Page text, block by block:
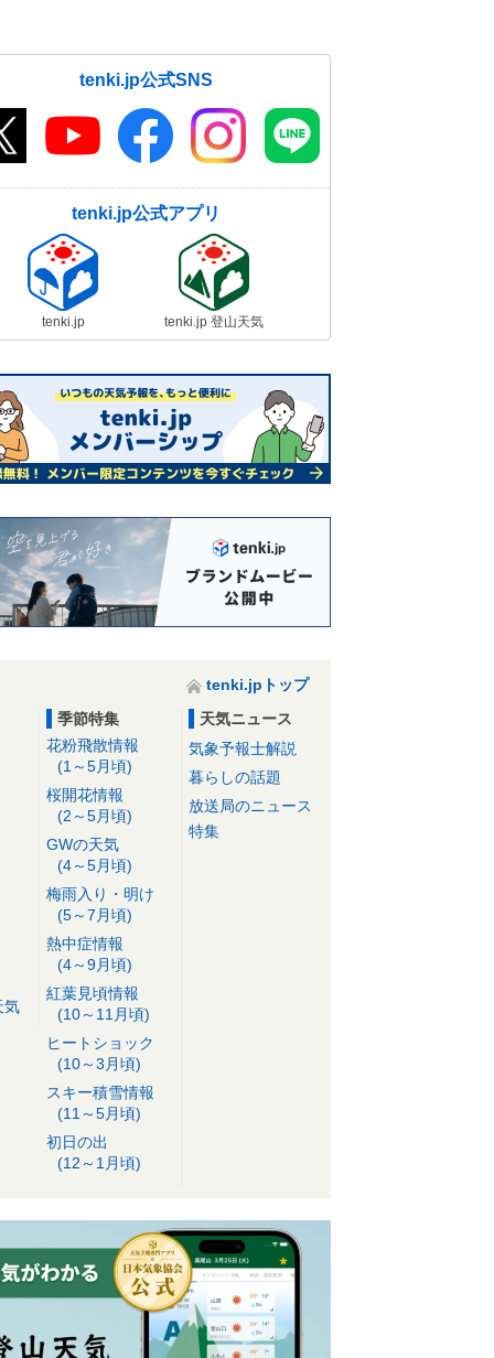
tenki.jp公式SNS
tenki.jp公式アプリ
tenki.jp tenki.jp 登山天気
tenki.jpトップ
気
季節特集
花粉飛散情報
(1～5月頃)
桜開花情報
(2～5月頃)
GWの天気
(4～5月頃)
梅雨入り・明け
(5～7月頃)
熱中症情報
(4～9月頃)
紅葉見頃情報
(10～11月頃)
ヒートショック
(10～3月頃)
スキー積雪情報
(11～5月頃)
初日の出
(12～1月頃)
天気ニュース
気象予報士解説
暮らしの話題
放送局のニュース
特集